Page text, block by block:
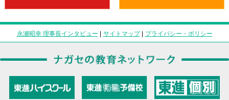
永瀬昭幸 理事長インタビュー | サイトマップ| プライバシー・ポリシー